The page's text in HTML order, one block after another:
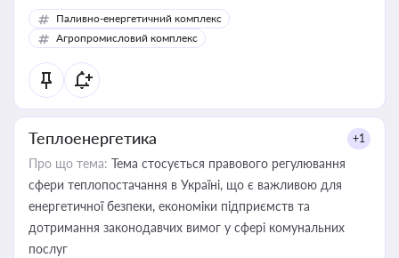
Паливно-енергетичний комплекс
Агропромисловий комплекс
Теплоенергетика +1
Про що тема: Тема стосується правового регулювання
сфери теплопостачання в Україні, що є важливою для
енергетичної безпеки, економіки підприємств та
дотримання законодавчих вимог у сфері комунальних
послуг